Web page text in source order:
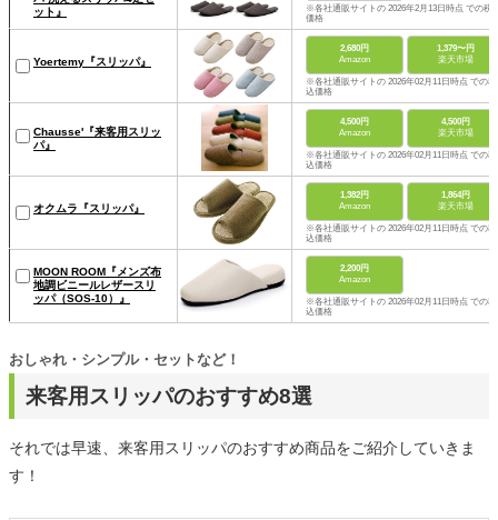
ット』
※各社通販サイトの 2026年2月13日時点 での税
価格
Yoertemy『スリッパ』
2,680円
Amazon
1,379〜円
楽天市場
※各社通販サイトの 2026年02月11日時点 での税
込価格
Chausse'『来客用スリッ
パ』
4,500円
Amazon
4,500円
楽天市場
※各社通販サイトの 2026年02月11日時点 での税
込価格
オクムラ『スリッパ』
1,382円
Amazon
1,864円
楽天市場
※各社通販サイトの 2026年02月11日時点 での税
込価格
MOON ROOM『メンズ布
地調ビニールレザースリ
ッパ（SOS-10）』
2,200円
Amazon
※各社通販サイトの 2026年02月11日時点 での税
込価格
来客用スリッパのおすすめ8選
おしゃれ・シンプル・セットなど！
それでは早速、来客用スリッパのおすすめ商品をご紹介していきま
す！